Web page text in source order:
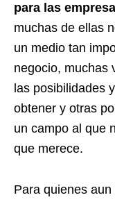
para las
muchas de ellas
un medio tan
negocio, muchas
las posibilidades
obtener y otras
un campo al que
que merece.
Para quienes